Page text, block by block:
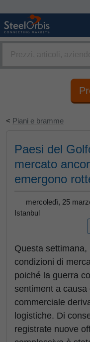
< Piani e bramme
Paesi del
mercato
emergono
mercoledì, 25
Istanbul
Questa
condizioni di
poiché la guerra
sentiment a
commerciale
logistiche. Di
registrate nuove